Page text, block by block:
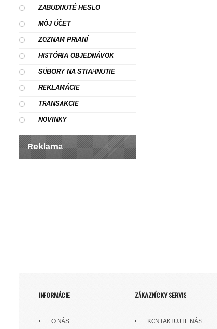
ZABUDNUTÉ HESLO
MÔJ ÚČET
ZOZNAM PRIANÍ
HISTÓRIA OBJEDNÁVOK
SÚBORY NA STIAHNUTIE
REKLAMÁCIE
TRANSAKCIE
NOVINKY
Reklama
INFORMÁCIE
O NÁS
ZÁKAZNÍCKY SERVIS
KONTAKTUJTE NÁS